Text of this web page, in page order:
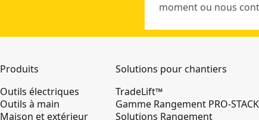
moment ou nous
Produits
Outils électriques
Outils à main
Maison et extérieur
Solutions pour chantiers
TradeLift™
Gamme Rangement PRO-
Solutions Rangement